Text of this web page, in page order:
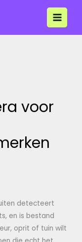
voor
detecteert
en is bestand
oprit of tuin wilt